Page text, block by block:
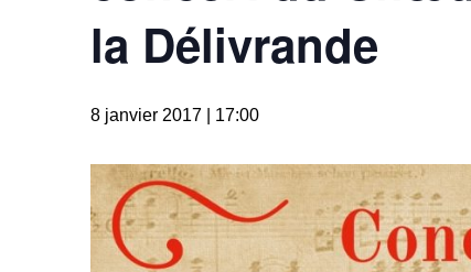
la Délivrande
8 janvier 2017 | 17:00